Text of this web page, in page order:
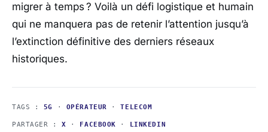
migrer à temps ? Voilà un défi logistique et humain
qui ne manquera pas de retenir l’attention jusqu’à
l’extinction définitive des derniers réseaux
historiques.
TAGS : 5G · OPÉRATEUR ·TELECOM
PARTAGER :X · FACEBOOK · LINKEDIN